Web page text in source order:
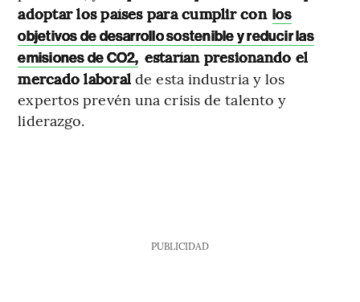
adoptar los países para cumplir con los
objetivos de desarrollo sostenible y reducir las
emisiones de CO2, estarían presionando el
mercado laboral de esta industria y los
expertos prevén una crisis de talento y
liderazgo.
PUBLICIDAD